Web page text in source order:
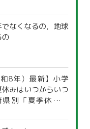
なくなるの，地球
8年）最新】小学
みはいつからいつ
別「夏季休暇一